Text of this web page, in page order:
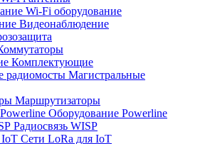
Wi-Fi оборудование
Видеонаблюдение
Комплектующие
Магистральные
Маршрутизаторы
Оборудование Powerline
Радиосвязь WISP
Сети LoRa для IoT